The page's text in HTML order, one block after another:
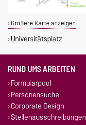
Größere Karte anzeigen
Universitätsplatz
RUND UMS ARBEITEN
Formularpool
Personensuche
Corporate Design
Stellenausschreibungen